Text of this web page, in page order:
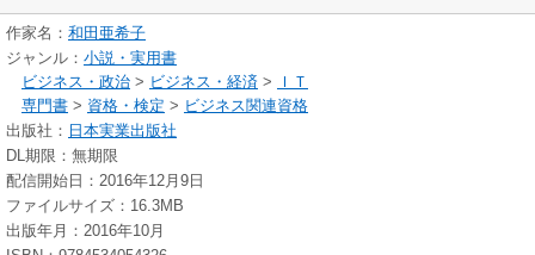
オンリーワンサイトとして軌道に乗れば、更新せずとも、ずっと副収入が
入ってくる美味しいサイトになります。
本書では、ミニサイトとブログの違い、テーマの探し方、短期間でのサイ
ト構築方法、そして広告やアフィリエイトといったマネタイズTIPSなど、
ミニサイト作りの魅力から成功のポイントまでを、事例を交えて紹介して
いきます。
サイトづくりに挑戦してみたい人から、ネット副業に興味ある人、そして
「ブログの次の一手を探りたい」というブログ運営者まで、おすすめの１
作家名： 和田亜希子
ジャンル： 小説・実用書
ビジネス・政治 > ビジネス・経済 >
ＩＴ
専門書 > 資格・検定 > ビジネス関連資格
出版社： 日本実業出版社
DL期限：無期限
配信開始日：2016年12月9日
ファイルサイズ：16.3MB
出版年月：2016年10月